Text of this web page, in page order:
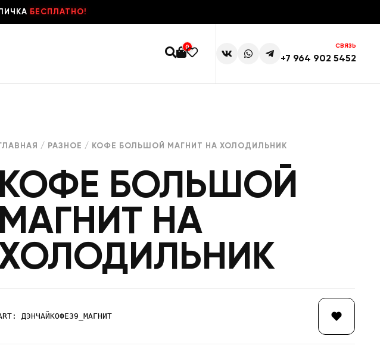
БЕСПЛАТНО!
0 СВЯЗЬ
+7 964 902 5452
ГЛАВНАЯ / РАЗНОЕ / КОФЕ БОЛЬШОЙ МАГНИТ НА ХОЛОДИЛЬНИК
КОФЕ БОЛЬШОЙ
МАГНИТ НА
ДЭНЧАЙКОФЕ39_МАГНИТ